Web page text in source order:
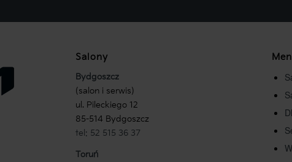
Salony
Bydgoszcz
(salon i serwis)
ul. Pileckiego 12
85-514 Bydgoszcz
tel: 52 515 36 37
Toruń